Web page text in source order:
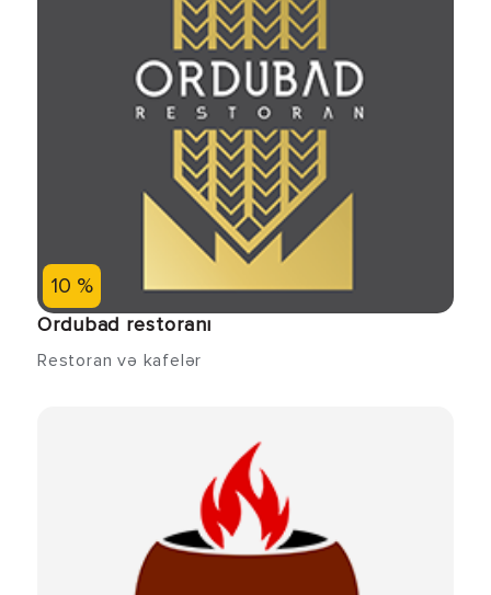
10 %
Ordubad restoranı
Restoran və kafelər